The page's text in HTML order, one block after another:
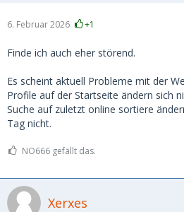
6. Februar 2026 +1
Finde ich auch eher störend.
Es scheint aktuell Probleme mit der
Profile auf der Startseite ändern sich
Suche auf zuletzt online sortiere
Tag nicht.
NO666 gefällt das.
Xerxes